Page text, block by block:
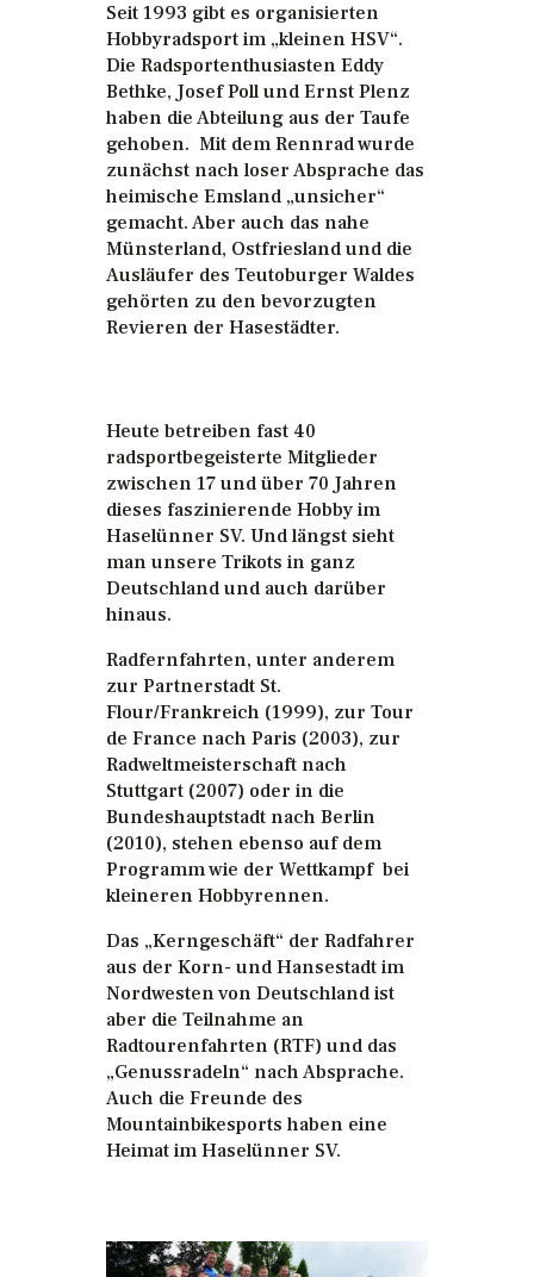
Seit 1993 gibt es organisierten
Hobbyradsport im „kleinen HSV“.
Die Radsportenthusiasten Eddy
Bethke, Josef Poll und Ernst Plenz
haben die Abteilung aus der Taufe
gehoben. Mit dem Rennrad wurde
zunächst nach loser Absprache das
heimische Emsland „unsicher“
gemacht. Aber auch das nahe
Münsterland, Ostfriesland und die
Ausläufer des Teutoburger Waldes
gehörten zu den bevorzugten
Revieren der Hasestädter.
Heute betreiben fast 40
radsportbegeisterte Mitglieder
zwischen 17 und über 70 Jahren
dieses faszinierende Hobby im
Haselünner SV. Und längst sieht
man unsere Trikots in ganz
Deutschland und auch darüber
hinaus.
Radfernfahrten, unter anderem
zur Partnerstadt St.
Flour/Frankreich (1999), zur Tour
de France nach Paris (2003), zur
Radweltmeisterschaft nach
Stuttgart (2007) oder in die
Bundeshauptstadt nach Berlin
(2010), stehen ebenso auf dem
Programm wie der Wettkampf bei
kleineren Hobbyrennen.
Das „Kerngeschäft“ der Radfahrer
aus der Korn- und Hansestadt im
Nordwesten von Deutschland ist
aber die Teilnahme an
Radtourenfahrten (RTF) und das
„Genussradeln“ nach Absprache.
Auch die Freunde des
Mountainbikesports haben eine
Heimat im Haselünner SV.